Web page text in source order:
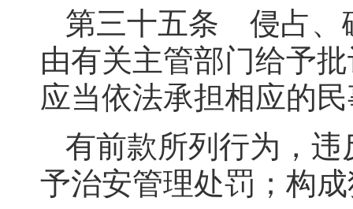
第三十五条 侵占、
由有关主管部门给予
应当依法承担相应的
有前款所列行为，
予治安管理处罚；构